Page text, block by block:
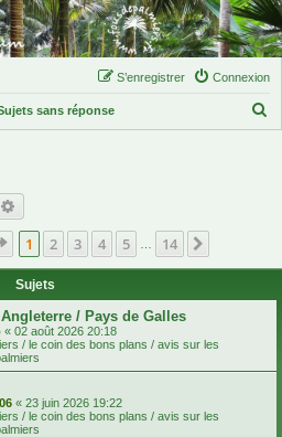
Connexion
S’enregistrer
sans réponse
c
Page 1sur14
1 2 3 4 5 14
Sujets
/ Pays de Galles
« 02 août 2026 20:18
/ le coin des bons plans / avis sur les
« 23 juin 2026 19:22
/ le coin des bons plans / avis sur les